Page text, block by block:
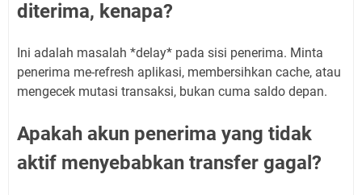
diterima, kenapa?
Ini adalah masalah *delay* pada sisi penerima. Minta
penerima me-refresh aplikasi, membersihkan cache, atau
mengecek mutasi transaksi, bukan cuma saldo depan.
Apakah akun penerima yang tidak
aktif menyebabkan transfer gagal?